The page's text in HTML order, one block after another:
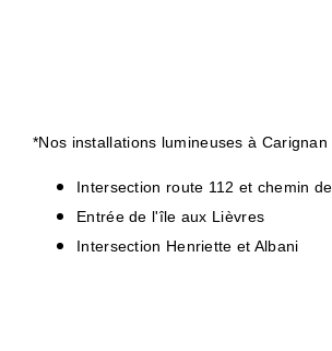
*Nos installations lumineuses à Carignan
Intersection route 112 et chemin
Entrée de l'île aux Lièvres
Intersection Henriette et Albani